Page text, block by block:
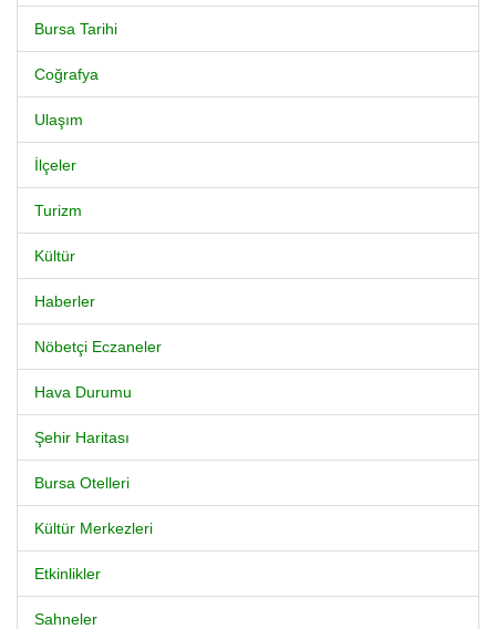
Bursa Tarihi
Coğrafya
Ulaşım
İlçeler
Turizm
Kültür
Haberler
Nöbetçi Eczaneler
Hava Durumu
Şehir Haritası
Bursa Otelleri
Kültür Merkezleri
Etkinlikler
Sahneler